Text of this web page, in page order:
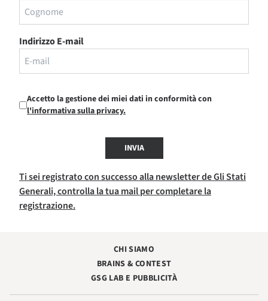
Indirizzo E-mail
Accetto la gestione dei miei dati in conformità con
l'informativa sulla privacy.
INVIA
Ti sei registrato con successo alla newsletter de Gli Stati
Generali, controlla la tua mail per completare la
registrazione.
CHI SIAMO
BRAINS & CONTEST
GSG LAB E PUBBLICITÀ